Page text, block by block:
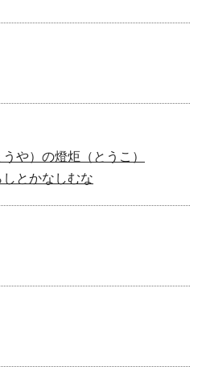
や）の燈炬（とうこ）
とかなしむな